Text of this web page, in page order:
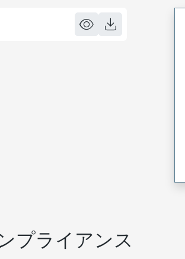
プライアンス